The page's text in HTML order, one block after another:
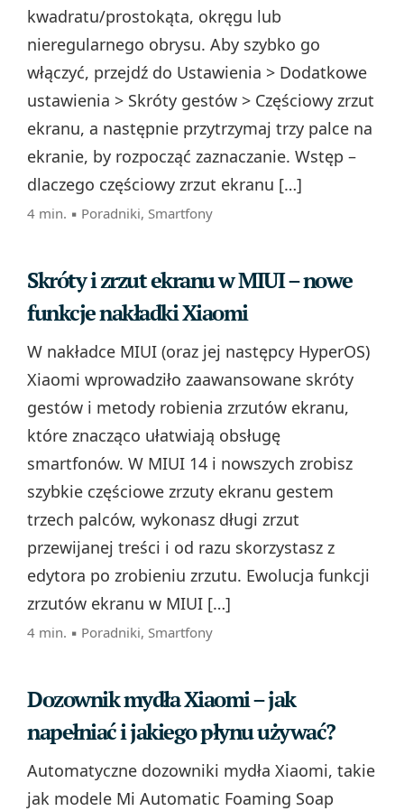
kwadratu/prostokąta, okręgu lub
nieregularnego obrysu. Aby szybko go
włączyć, przejdź do Ustawienia > Dodatkowe
ustawienia > Skróty gestów > Częściowy zrzut
ekranu, a następnie przytrzymaj trzy palce na
ekranie, by rozpocząć zaznaczanie. Wstęp –
dlaczego częściowy zrzut ekranu […]
4 min. ▪ Poradniki, Smartfony
Skróty i zrzut ekranu w MIUI – nowe
funkcje nakładki Xiaomi
W nakładce MIUI (oraz jej następcy HyperOS)
Xiaomi wprowadziło zaawansowane skróty
gestów i metody robienia zrzutów ekranu,
które znacząco ułatwiają obsługę
smartfonów. W MIUI 14 i nowszych zrobisz
szybkie częściowe zrzuty ekranu gestem
trzech palców, wykonasz długi zrzut
przewijanej treści i od razu skorzystasz z
edytora po zrobieniu zrzutu. Ewolucja funkcji
zrzutów ekranu w MIUI […]
4 min. ▪ Poradniki, Smartfony
Dozownik mydła Xiaomi – jak
napełniać i jakiego płynu używać?
Automatyczne dozowniki mydła Xiaomi, takie
jak modele Mi Automatic Foaming Soap